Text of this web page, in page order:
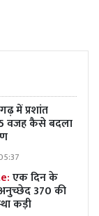
में प्रशांत
5 वजह कैसे बदला
एक दिन के
अनुच्छेद 370 की
कड़ी